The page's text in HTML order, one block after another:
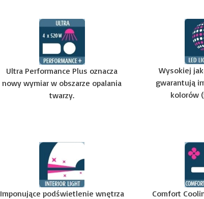
Ultra Performance Plus oznacza
nowy wymiar w obszarze opalania
twarzy.
Wysokiej
gwarantują
kolorów
Imponujące podświetlenie wnętrza
Comfort